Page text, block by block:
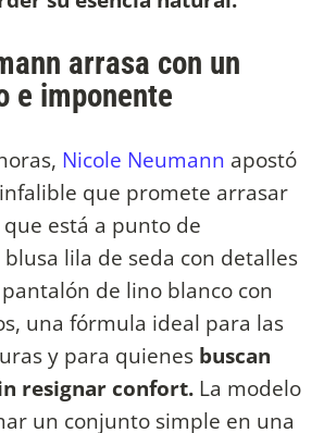
arrasa con un
e imponente
Nicole Neumann apostó
que promete arrasar
está a punto de
lila de seda con detalles
de lino blanco con
una fórmula ideal para las
y para quienes buscan
resignar confort. La modelo
un conjunto simple en una